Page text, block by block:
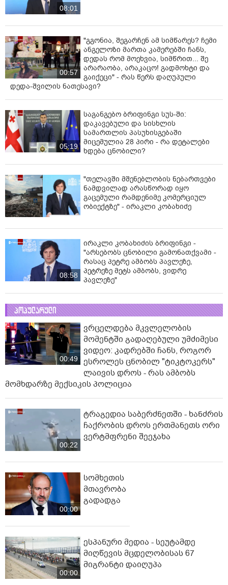
08:01
00:57
"გგონია, შეგარჩენ ამ სიმწარეს? ჩემი
ანგელოზი მართა კამერებში ჩანს,
დედას რომ მოეხვია, სიმწრით... შე
არარაობა, არაკაცო! გადმოხტი და
გაიქეცი" - რას წერს დაღუპული
დედა-შვილის ნათესავი?
05:19
საგანგებო ბრიფინგი სუს-ში:
დაკავებული და სისხლის
სამართლის პასუხისგებაში
მიცემულია 28 პირი - რა დეტალები
ხდება ცნობილი?
"თელავში მშენებლობის ნებართვები
ნამდვილად არასწორად იყო
გაცემული რამდენიმე კომერციულ
ობიექტზე" - ირაკლი კობახიძე
08:58
ირაკლი კობახიძის ბრიფინგი -
"არსებობს ცნობილი გამონათქვამი -
რასაც პეტრე ამბობს პავლეზე,
პეტრეზე მეტს ამბობს, ვიდრე
პავლეზე"
პოპულარული
00:49
ვრცელდება მკვლელობის
მომენტში გადაღებული უმძიმესი
ვიდეო: კადრებში ჩანს, როგორ
ესროლეს ცნობილ "ტიკტოკერს"
ლაივის დროს - რას ამბობს
მომხდარზე მექსიკის პოლიცია
00:22
ტრაგედია საბერძნეთში - ხანძრის
ჩაქრობის დროს ერთმანეთს ორი
ვერტმფრენი შეეჯახა
00:00
სომხეთის
მთავრობა
გადადგა
00:00
ესპანური მედია - სეუტამდე
მიღწევის მცდელობისას 67
მიგრანტი დაიღუპა